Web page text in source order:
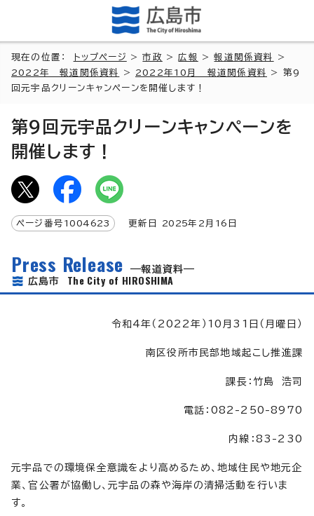
現在の位置： トップページ >市政 >広報 >報道関係資料
>
2022年 報道関係資料
> 2022年10月 報道関係資料
> 第9
回元宇品クリーンキャンペーンを開催します！
第9回元宇品クリーンキャンペーンを
開催します！
ページ番号 1004623 更新日 2025年2月 16 日
Press Release
報道資料
広島市 The City of HIROSHIMA
令和4年（2022年）10月31日（月曜日）
南区役所市民部地域起こし推進課
課長：竹島 浩司
電話：082-250-8970
内線：83-230
元宇品での環境保全意識をより高めるため、地域住民や地元企
業、官公署が協働し、元宇品の森や海岸の清掃活動を行いま
す。